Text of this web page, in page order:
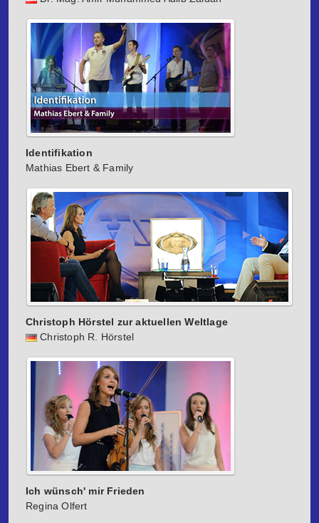
Identifikation
Mathias Ebert & Family
Christoph Hörstel zur aktuellen Weltlage
Christoph R. Hörstel
Ich wünsch' mir Frieden
Regina Olfert